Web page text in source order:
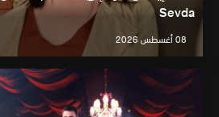
Sevda
08 أغسطس 2026